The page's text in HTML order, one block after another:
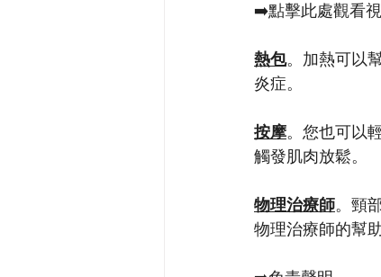
➡️點擊此處觀看
熱包。加熱可以
炎症。
按摩。您也可以
觸發肌肉放鬆。
物理治療師。頸
物理治療師的幫